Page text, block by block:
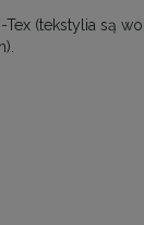
Tex (tekstylia są